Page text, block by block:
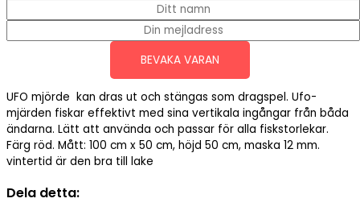
BEVAKA VARAN
UFO mjörde kan dras ut och stängas som dragspel. Ufo-
mjärden fiskar effektivt med sina vertikala ingångar från båda
ändarna. Lätt att använda och passar för alla fiskstorlekar.
Färg röd. Mått: 100 cm x 50 cm, höjd 50 cm, maska 12 mm.
vintertid är den bra till lake
Dela detta: